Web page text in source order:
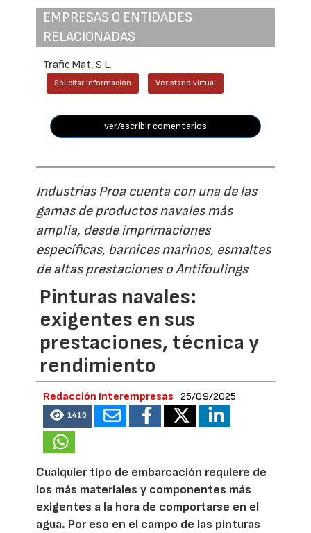
EMPRESAS O ENTIDADES
RELACIONADAS
Trafic Mat, S.L.
Solicitar información Ver stand virtual
ver/escribir comentarios
Industrias Proa cuenta con una de las
gamas de productos navales más
amplia, desde imprimaciones
específicas, barnices marinos, esmaltes
de altas prestaciones o Antifoulings
Pinturas navales:
exigentes en sus
prestaciones, técnica y
rendimiento
Redacción Interempresas 25/09/2025
1410
Cualquier tipo de embarcación requiere de
los más materiales y componentes más
exigentes a la hora de comportarse en el
agua. Por eso en el campo de las pinturas